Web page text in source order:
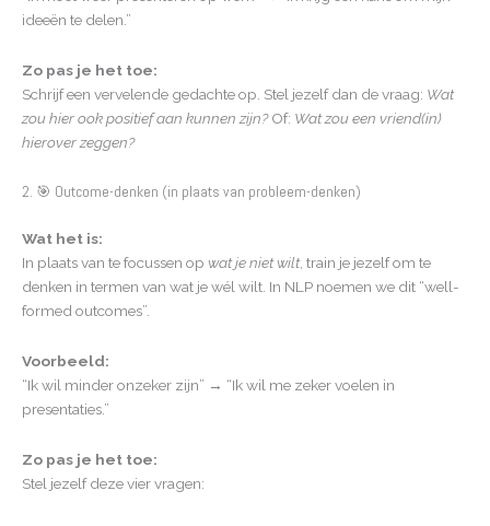
ideeën te delen.”
Zo pas je het toe:
Schrijf een vervelende gedachte op. Stel jezelf dan de vraag: Wat
zou hier ook positief aan kunnen zijn?Of: Wat zou een vriend(in)
hierover zeggen?
2. 🎯 Outcome-denken (in plaats van probleem-denken)
Wat het is:
In plaats van te focussen op wat je niet wilt, train je jezelf om te
denken in termen van wat je wél wilt. In NLP noemen we dit “well-
formed outcomes”.
Voorbeeld:
“Ik wil minder onzeker zijn” → “Ik wil me zeker voelen in
presentaties.”
Zo pas je het toe:
Stel jezelf deze vier vragen: